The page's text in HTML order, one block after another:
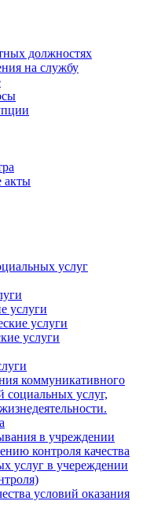
должностях
на службу
акты
услуг
услуги
услуги
услуги
коммуникативного
социальных услуг,
в учреждении
контроля качества
услуг в учереждении
условий оказания